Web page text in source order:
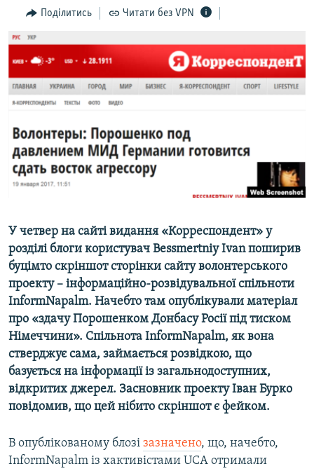
пошуку
ІНТЕРВ'Ю
ВСЕ ЗА ДЕНЬ
СПЕЦПРОЕКТИ
ДЕПОРТАЦІЯ
СВІДЧЕННЯ ОКУПАЦІЇ
УКРАЇНСЬКА ПРОБЛЕМА КРИМУ
ІНФОГРАФІКА
ЯК ОБІЙТИ БЛОКУВАННЯ
Русский
Qırımtatar
ДОЛУЧАЙСЯ!
Усі сайти RFE/RL
Поділитись Читати без VPN
У четвер на сайті видання «Корреспондент» у
розділі блоги користувач Bessmertniy Ivan поширив
буцімто скріншот сторінки сайту волонтерського
проекту – ​інформаційно-розвідувальної спільноти
InformNapalm. Начебто там опублікували матеріал
про «здачу Порошенком Донбасу Росії під тиском
Німеччини». Спільнота InformNapalm, як вона
стверджує сама, займається розвідкою, що
базується на інформації із загальнодоступних,
відкритих джерел. Засновник проекту Іван Бурко​
повідомив, що цей нібито скріншот є фейком.
В опублікованому блозі зазначено, що, начебто,
InformNapalm із хактивістами UCA отримали